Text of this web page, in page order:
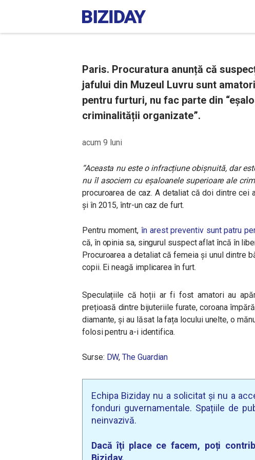
Paris. Procuratura anunță că
jafului din Muzeul Luvru sunt
pentru furturi, nu fac parte din
criminalității organizate”.
acum 9 luni
“Aceasta nu este o infracțiune obișnuită, dar
nu îl asociem cu eșaloanele superioare ale
procuroarea de caz. A detaliat că doi dintre cei
și în 2015, într-un caz de furt.
Pentru moment, în arest preventiv sunt patru
că, în opinia sa, singurul suspect aflat încă în
Procuroarea a detaliat că femeia și unul dintre
copii. Ei neagă implicarea în furt.
Speculațiile că hoții ar fi fost amatori au
prețioasă dintre bijuteriile furate, coroana
diamante, și au lăsat la fața locului unelte, o
folosi pentru a-i identifica.
Surse: DW,The Guardian
Echipa Biziday nu a solicitat și nu a
fonduri guvernamentale. Spațiile de
neinvazivă.
Dacă îți place ce facem, poți
Biziday.